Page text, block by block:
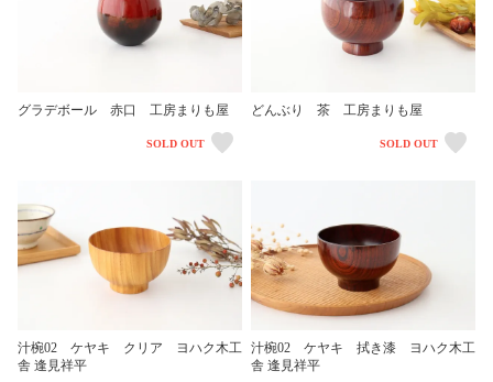
グラデボール 赤口 工房まりも屋
SOLD OUT
どんぶり 茶 工房まりも屋
SOLD OUT
汁椀02 ケヤキ クリア ヨハク木工
舎 逢見祥平
汁椀02 ケヤキ 拭き漆 ヨハク木工
舎 逢見祥平